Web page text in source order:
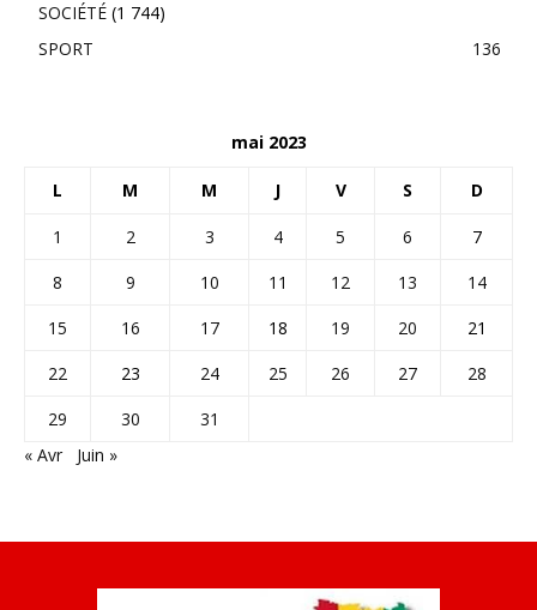
SOCIÉTÉ (1 744)
SPORT
136
mai 2023
L M M J V S D
1 2 3 4 5 6
7
8
9 10 11 12 13
14
15
16 17 18 19 20
21
22
23 24 25 26 27
28
29
30
31
« Avr
Juin »